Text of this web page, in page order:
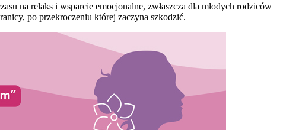
na relaks i wsparcie emocjonalne, zwłaszcza dla młodych rodziców
po przekroczeniu której zaczyna szkodzić.